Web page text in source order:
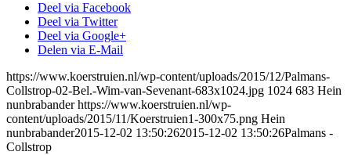
Deel via Facebook
Deel via Twitter
Deel via Google+
Delen via E-Mail
https://www.koerstruien.nl/wp-content/uploads/2015/12/Palmans-
Collstrop-02-Bel.-Wim-van-Sevenant-683x1024.jpg 1024 683 Hein
nunbrabander https://www.koerstruien.nl/wp-
content/uploads/2015/11/Koerstruien1-300x75.png Hein
nunbrabander2015-12-02 13:50:262015-12-02 13:50:26Palmans -
Collstrop